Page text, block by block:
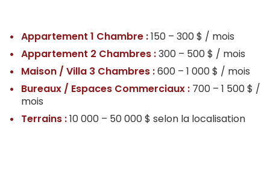
Appartement 1 Chambre :150 – 300 $ / mois
Appartement 2 Chambres :300 – 500 $ / mois
Maison / Villa 3 Chambres :600 – 1 000 $ / mois
Bureaux / Espaces Commerciaux : 700 – 1 500 $ /
mois
Terrains :10 000 – 50 000 $ selon la localisation